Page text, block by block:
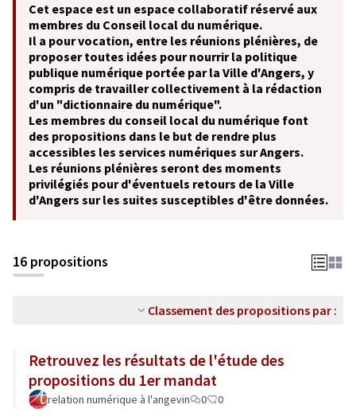
Cet espace est un espace collaboratif réservé aux
membres du Conseil local du numérique.
Il a pour vocation, entre les réunions plénières, de
proposer toutes idées pour nourrir la politique
publique numérique portée par la Ville d'Angers, y
compris de travailler collectivement à la rédaction
d'un "dictionnaire du numérique".
Les membres du conseil local du numérique font
des propositions dans le but de rendre plus
accessibles les services numériques sur Angers.
Les réunions plénières seront des moments
privilégiés pour d'éventuels retours de la Ville
d'Angers sur les suites susceptibles d'être données.
16 propositions
Classement des propositions par :
Retrouvez les résultats de l'étude des
propositions du 1er mandat
relation numérique à l'angevin 0 0